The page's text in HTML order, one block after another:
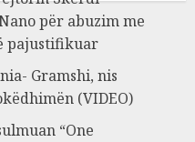
për abuzim me
pajustifikuar
Gramshi, nis
(VIDEO)
“One